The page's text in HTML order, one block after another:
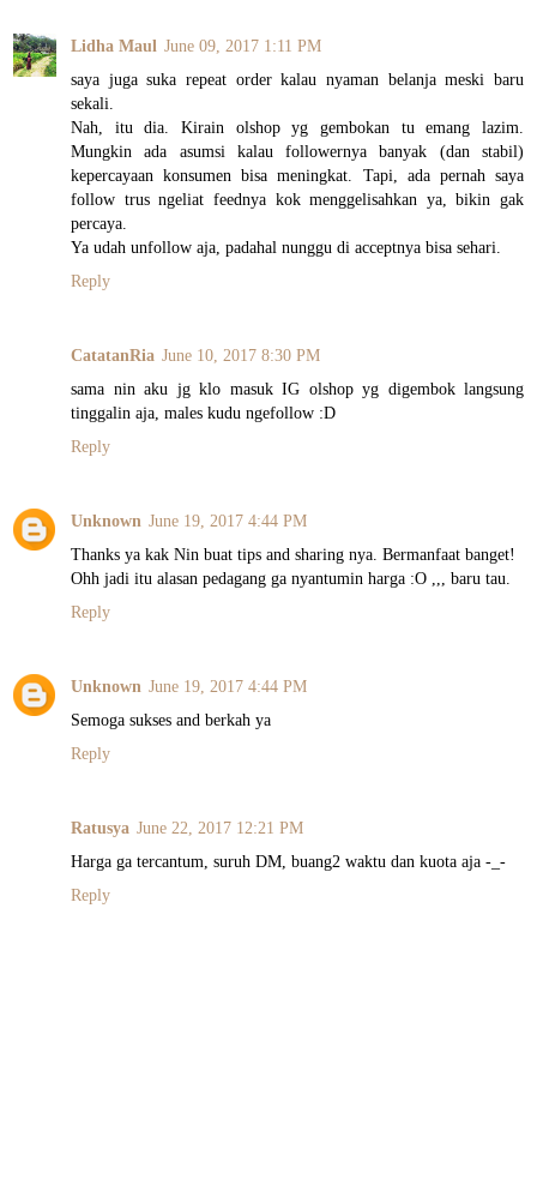
Lidha Maul June 09, 2017 1:11 PM
saya juga suka repeat order kalau nyaman belanja meski baru
sekali.
Nah, itu dia. Kirain olshop yg gembokan tu emang lazim.
Mungkin ada asumsi kalau followernya banyak (dan stabil)
kepercayaan konsumen bisa meningkat. Tapi, ada pernah saya
follow trus ngeliat feednya kok menggelisahkan ya, bikin gak
percaya.
Ya udah unfollow aja, padahal nunggu di acceptnya bisa sehari.
Reply
CatatanRia June 10, 2017 8:30 PM
sama nin aku jg klo masuk IG olshop yg digembok langsung
tinggalin aja, males kudu ngefollow :D
Reply
Unknown June 19, 2017 4:44 PM
Thanks ya kak Nin buat tips and sharing nya. Bermanfaat banget!
Ohh jadi itu alasan pedagang ga nyantumin harga :O ,,, baru tau.
Reply
Unknown June 19, 2017 4:44 PM
Semoga sukses and berkah ya
Reply
Ratusya June 22, 2017 12:21 PM
Harga ga tercantum, suruh DM, buang2 waktu dan kuota aja -_-
Reply